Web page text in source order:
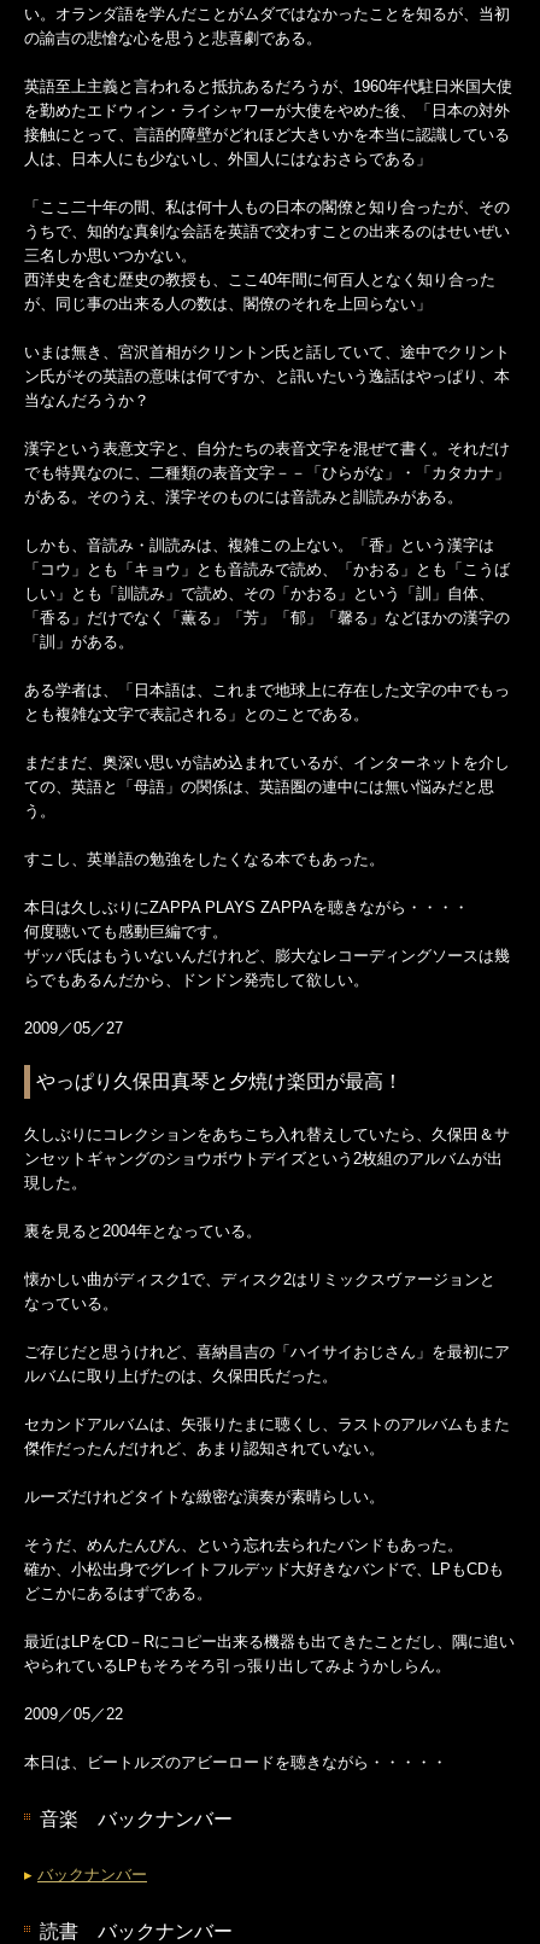
い。オランダ語を学んだことがムダではなかったことを知るが、当初
の諭吉の悲愴な心を思うと悲喜劇である。
英語至上主義と言われると抵抗あるだろうが、1960年代駐日米国大使
を勤めたエドウィン・ライシャワーが大使をやめた後、「日本の対外
接触にとって、言語的障壁がどれほど大きいかを本当に認識している
人は、日本人にも少ないし、外国人にはなおさらである」
「ここ二十年の間、私は何十人もの日本の閣僚と知り合ったが、その
うちで、知的な真剣な会話を英語で交わすことの出来るのはせいぜい
三名しか思いつかない。
西洋史を含む歴史の教授も、ここ40年間に何百人となく知り合った
が、同じ事の出来る人の数は、閣僚のそれを上回らない」
いまは無き、宮沢首相がクリントン氏と話していて、途中でクリント
ン氏がその英語の意味は何ですか、と訊いたいう逸話はやっぱり、本
当なんだろうか？
漢字という表意文字と、自分たちの表音文字を混ぜて書く。それだけ
でも特異なのに、二種類の表音文字－－「ひらがな」・「カタカナ」
がある。そのうえ、漢字そのものには音読みと訓読みがある。
しかも、音読み・訓読みは、複雑この上ない。「香」という漢字は
「コウ」とも「キョウ」とも音読みで読め、「かおる」とも「こうば
しい」とも「訓読み」で読め、その「かおる」という「訓」自体、
「香る」だけでなく「薫る」「芳」「郁」「馨る」などほかの漢字の
「訓」がある。
ある学者は、「日本語は、これまで地球上に存在した文字の中でもっ
とも複雑な文字で表記される」とのことである。
まだまだ、奥深い思いが詰め込まれているが、インターネットを介し
ての、英語と「母語」の関係は、英語圏の連中には無い悩みだと思
う。
すこし、英単語の勉強をしたくなる本でもあった。
本日は久しぶりにZAPPA PLAYS ZAPPAを聴きながら・・・・
何度聴いても感動巨編です。
ザッパ氏はもういないんだけれど、膨大なレコーディングソースは幾
らでもあるんだから、ドンドン発売して欲しい。
2009／05／27
やっぱり久保田真琴と夕焼け楽団が最高！
久しぶりにコレクションをあちこち入れ替えしていたら、久保田＆サ
ンセットギャングのショウボウトデイズという2枚組のアルバムが出
現した。
裏を見ると2004年となっている。
懐かしい曲がディスク1で、ディスク2はリミックスヴァージョンと
なっている。
ご存じだと思うけれど、喜納昌吉の「ハイサイおじさん」を最初にア
ルバムに取り上げたのは、久保田氏だった。
セカンドアルバムは、矢張りたまに聴くし、ラストのアルバムもまた
傑作だったんだけれど、あまり認知されていない。
ルーズだけれどタイトな緻密な演奏が素晴らしい。
そうだ、めんたんぴん、という忘れ去られたバンドもあった。
確か、小松出身でグレイトフルデッド大好きなバンドで、LPもCDも
どこかにあるはずである。
最近はLPをCD－Rにコピー出来る機器も出てきたことだし、隅に追い
やられているLPもそろそろ引っ張り出してみようかしらん。
2009／05／22
本日は、ビートルズのアビーロードを聴きながら・・・・・
音楽 バックナンバー
▸ バックナンバー
読書 バックナンバー